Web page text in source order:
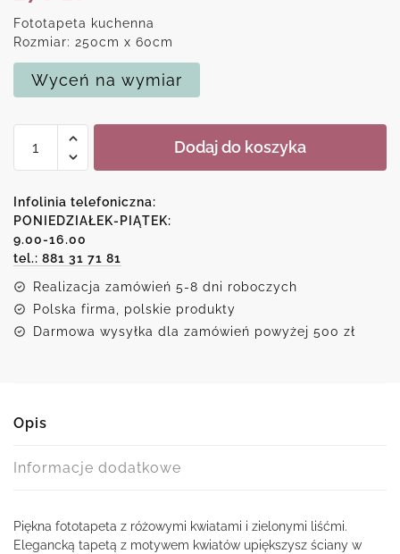
Fototapeta kuchenna
Rozmiar: 250cm x 60cm
Wyceń na wymiar
Fototapeta
kuchni
z
kwiecistym
wzorem
Dodaj do koszyka
Infolinia telefoniczna:
PONIEDZIAŁEK-PIĄTEK:
9.00-16.00
tel.: 881 31 71 81
Realizacja zamówień 5-8 dni roboczych
Polska firma, polskie produkty
Darmowa wysyłka dla zamówień powyżej 500 zł
Opis
Informacje dodatkowe
Piękna fototapeta z różowymi kwiatami i zielonymi liśćmi.
Elegancką tapetą z motywem kwiatów upiększysz ściany w